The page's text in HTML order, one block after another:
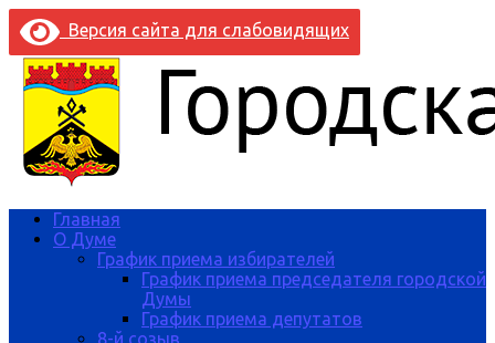
Версия сайта для слабовидящих
Главная
О Думе
График приема избирателей
График приема председателя городской
Думы
График приема депутатов
8-й созыв